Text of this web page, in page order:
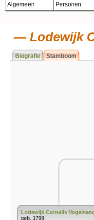
Algemeen Personen
Lodewijk
Biografie Stamboom
Lodewijk Cornelis
geb. 1799